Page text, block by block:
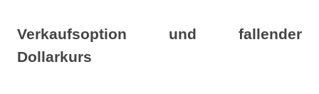
Verkaufsoption und fallender
Dollarkurs